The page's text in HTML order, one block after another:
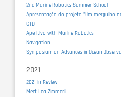
2nd Marine Robotics Summer School
Apresentação do projeto "Um mergulho
CTD
Aperitivo with Marine Robotics
Navigation
Symposium on Advances in Ocean
2021
2021 in Review
Meet Lea Zimmerli